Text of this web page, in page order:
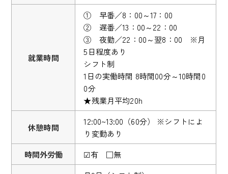
就業時間
① 早番／8：00～17：00
② 遅番／13：00～22：00
③ 夜勤／22：00～翌8：00 ※月
5日程度あり
シフト制
1日の実働時間 8時間00分～10時間0
0分
★残業月平均20h
休憩時間
12:00~13:00（60分） ※シフトによ
り変動あり
時間外労働
☑有 □無